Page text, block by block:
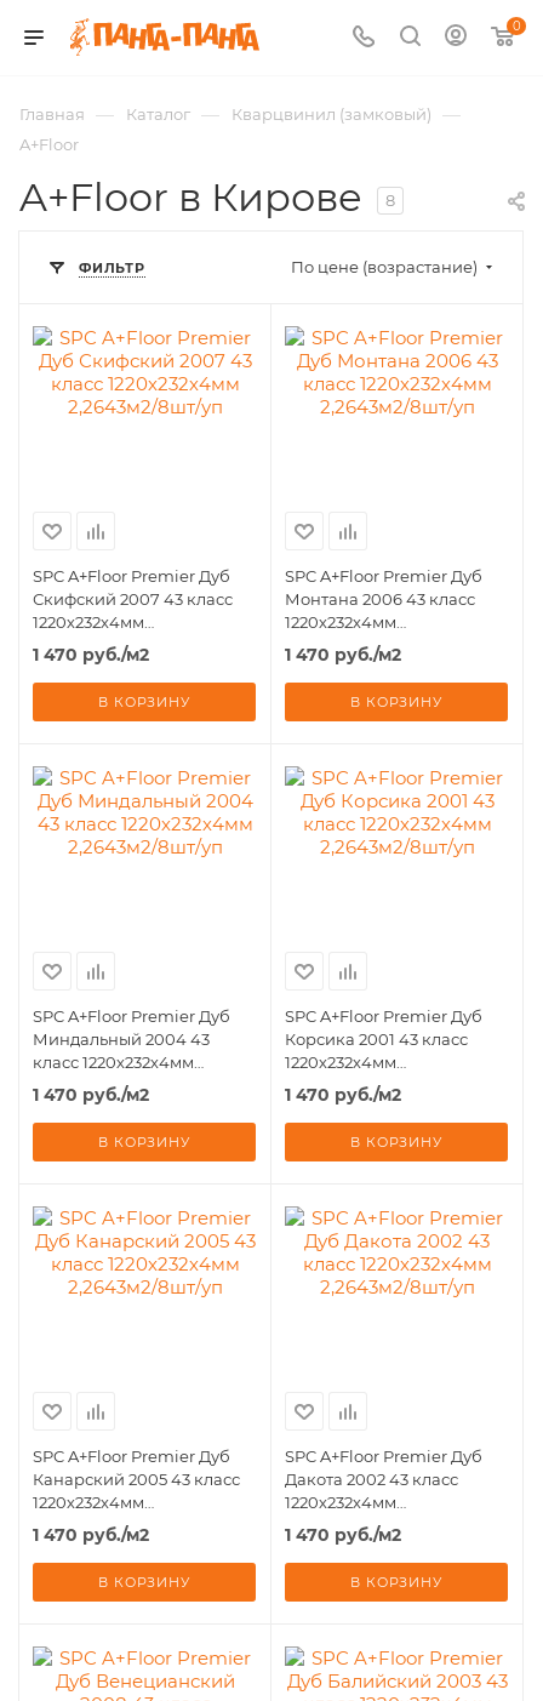
0
Главная — Каталог — Кварцвинил (замковый) —
A+Floor
A+Floor в Кирове 8
ФИЛЬТР По цене (возрастание)
SPC A+Floor Premier Дуб
Скифский 2007 43 класс
1220х232х4мм
2,2643м2/8шт/уп
1 470 руб./м2
В КОРЗИНУ
SPC A+Floor Premier Дуб
Монтана 2006 43 класс
1220х232х4мм
2,2643м2/8шт/уп
1 470 руб./м2
В КОРЗИНУ
SPC A+Floor Premier Дуб
Миндальный 2004 43
класс 1220х232х4мм
2,2643м2/8шт/уп
1 470 руб./м2
В КОРЗИНУ
SPC A+Floor Premier Дуб
Корсика 2001 43 класс
1220х232х4мм
2,2643м2/8шт/уп
1 470 руб./м2
В КОРЗИНУ
SPC A+Floor Premier Дуб
Канарский 2005 43 класс
1220х232х4мм
2,2643м2/8шт/уп
1 470 руб./м2
В КОРЗИНУ
SPC A+Floor Premier Дуб
Дакота 2002 43 класс
1220х232х4мм
2,2643м2/8шт/уп
1 470 руб./м2
В КОРЗИНУ